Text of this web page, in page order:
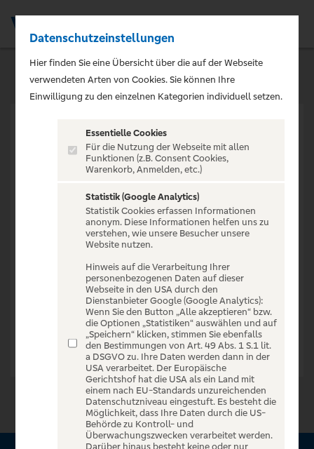
VERANSTALTUNG NICHT
GEFUNDEN
Zur Startseite
Datenschutzeinstellungen
Hier finden Sie eine Übersicht über die auf der Webseite
verwendeten Arten von Cookies. Sie können Ihre
Einwilligung zu den einzelnen Kategorien individuell setzen.
Essentielle Cookies
Für die Nutzung der Webseite mit allen
Funktionen (z.B. Consent Cookies,
Warenkorb, Anmelden, etc.)
Statistik (Google Analytics)
Statistik Cookies erfassen Informationen
anonym. Diese Informationen helfen uns zu
verstehen, wie unsere Besucher unsere
Website nutzen.
Hinweis auf die Verarbeitung Ihrer
personenbezogenen Daten auf dieser
Webseite in den USA durch den
Dienstanbieter Google (Google Analytics):
Wenn Sie den Button „Alle akzeptieren“ bzw.
die Optionen „Statistiken“ auswählen und auf
„Speichern“ klicken, stimmen Sie ebenfalls
den Bestimmungen von Art. 49 Abs. 1 S.1 lit.
a DSGVO zu. Ihre Daten werden dann in der
USA verarbeitet. Der Europäische
Gerichtshof hat die USA als ein Land mit
einem nach EU-Standards unzureichenden
Datenschutzniveau eingestuft. Es besteht die
Möglichkeit, dass Ihre Daten durch die US-
Behörde zu Kontroll- und
Überwachungszwecken verarbeitet werden.